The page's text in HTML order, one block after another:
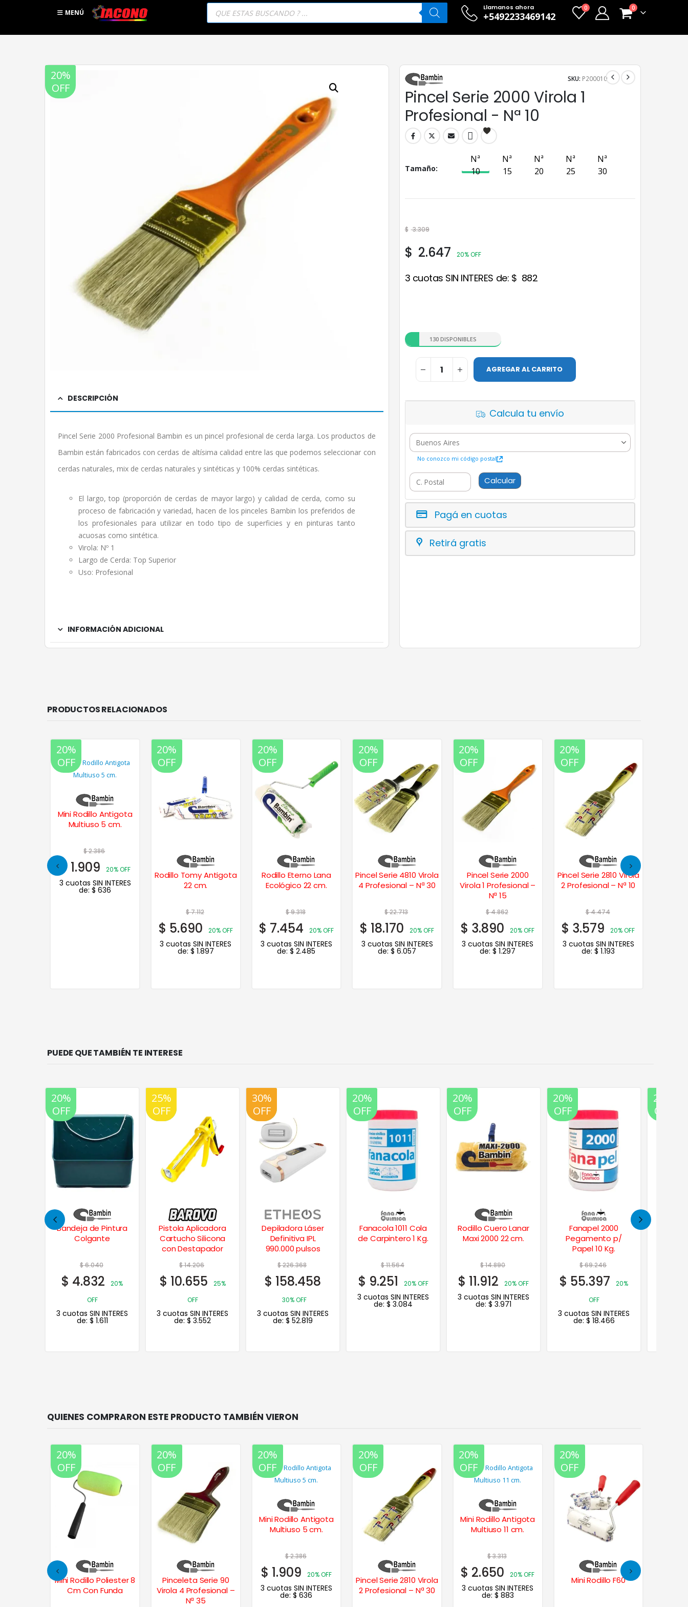
MENÚ
Búsqueda
productos
Llamanos ahora
+5492233469142
0 0
20%
OFF
DESCRIPCIÓN
Pincel Serie 2000 Profesional Bambin es un pincel profesional de cerda larga. Los productos de
Bambin están fabricados con cerdas de altísima calidad entre las que podemos seleccionar con
cerdas naturales, mix de cerdas naturales y sintéticas y 100% cerdas sintéticas.
El largo, top (proporción de cerdas de mayor largo) y calidad de cerda, como su
proceso de fabricación y variedad, hacen de los pinceles Bambin los preferidos de
los profesionales para utilizar en todo tipo de superficies y en pinturas tanto
acuosas como sintética.
Virola: Nº 1
Largo de Cerda: Top Superior
Uso: Profesional
INFORMACIÓN ADICIONAL
Pincel Serie 2000 Virola 1
Profesional - Nª 10
SKU: P200010
Tamaño
Nª
10Nª 10
Nª
15Nª 15
Nª
20Nª 20
Nª
25Nª 25
Nª
30Nª 30
$ 3.309
$ 2.647 20% OFF
3 cuotas SIN INTERES de: $ 882
130 DISPONIBLES
AGREGAR AL CARRITO
Calcula tu envío
No conozco mi código postal
Calcular
Pagá en cuotas
Retirá gratis
PRODUCTOS RELACIONADOS
20%
OFF
Mini Rodillo Antigota
Multiuso 5 cm.
$2.386
$1.909 20% OFF
3 cuotas SIN INTERES
de:$ 636
20%
OFF
Rodillo Tomy Antigota
22 cm.
$7.112
$ 5.690 20% OFF
3 cuotas SIN INTERES
de: $ 1.897
20%
OFF
Rodillo Eterno Lana
Ecológico 22 cm.
$9.318
$ 7.454 20% OFF
3 cuotas SIN INTERES
de:$ 2.485
20%
OFF
Pincel Serie 4810 Virola
4 Profesional – Nª 30
$22.713
$ 18.170 20% OFF
3 cuotas SIN INTERES
de:$ 6.057
20%
OFF
Pincel Serie 2000
Virola 1 Profesional –
Nª 15
$4.862
$ 3.890 20% OFF
3 cuotas SIN INTERES
de:$ 1.297
20%
OFF
Pincel Serie 2810 Virola
2 Profesional – Nª 10
$4.474
$ 3.579 20% OFF
3 cuotas SIN INTERES
de:$ 1.193
PUEDE QUE TAMBIÉN TE INTERESE
25%
OFF
20%
OFF
Pistola Aplicadora
Cartucho Silicona
$14.206
$10.655
25%
OFF
3 cuotas SIN INTERES
de:$3.552
30%
OFF
20%
OFF
Depiladora Láser
Definitiva IPL
990.000 pulsos
$226.368
$158.458
30% OFF
3 cuotas SIN INTERES
de: $52.819
20%
OFF
Fanacola 1011 Cola
de Carpintero 1 Kg.
$11.564
$9.251 20% OFF
3 cuotas SIN INTERES
de:$3.084
20%
OFF
Rodillo Cuero Lanar
Maxi 2000 22 cm.
$14.890
$ 11.912 20% OFF
3 cuotas SIN INTERES
de:$ 3.971
20%
OFF
Fanapel 2000
Pegamento p/
$69.246
$ 55.397
20%
OFF
20%
OFF
Mini Rodillo F60
20%
OFF
20%
OFF
Mini Rodillo Poliester 8
Cm Con Funda
20%
OFF
Pinceleta Serie 90
Virola 4 Profesional –
Nª 35
20%
OFF
Mini Rodillo Antigota
Multiuso 5 cm.
$2.386
$ 1.909 20% OFF
3 cuotas SIN INTERES
de:$ 636
20%
OFF
Pincel Serie 2810 Virola
2 Profesional – Nª 30
20%
OFF
Mini Rodillo Antigota
Multiuso 11 cm.
$3.313
$ 2.650 20% OFF
3 cuotas SIN INTERES
de: $ 883
20%
OFF
Mini Rodillo F60